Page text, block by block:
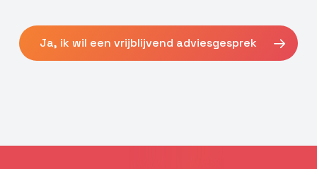
Ja, ik wil een vrijblijvend adviesgesprek